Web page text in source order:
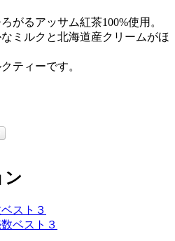
がるアッサム紅茶100%使用。
ミルクと北海道産クリームがほ
ティーです。
ン
スト３
ベスト３